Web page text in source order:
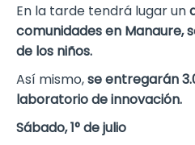
En la tarde tendrá lugar un
comunidades en Manaure,
de los niños.
Así mismo,se entregarán
laboratorio de innovación.
Sábado, 1° de julio